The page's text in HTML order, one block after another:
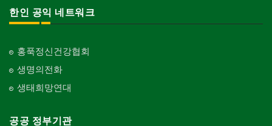
한인 공익 네트워크
홍푹정신건강협회
생명의전화
생태희망연대
공공 정부기관